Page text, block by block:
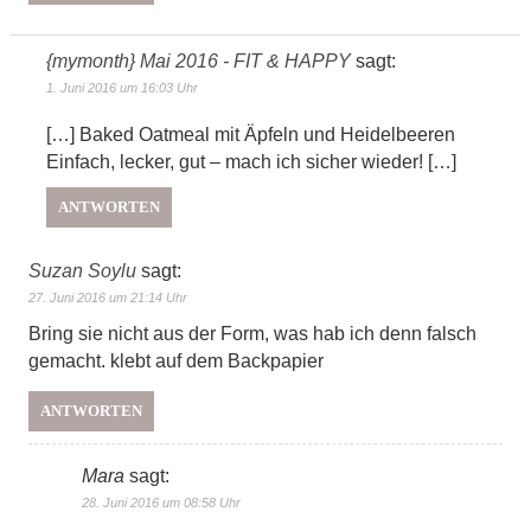
{mymonth} Mai 2016 - FIT & HAPPY sagt:
1. Juni 2016 um 16:03 Uhr
[…] Baked Oatmeal mit Äpfeln und Heidelbeeren
Einfach, lecker, gut – mach ich sicher wieder! […]
ANTWORTEN
Suzan Soylu sagt:
27. Juni 2016 um 21:14 Uhr
Bring sie nicht aus der Form, was hab ich denn falsch
gemacht. klebt auf dem Backpapier
ANTWORTEN
Mara sagt:
28. Juni 2016 um 08:58 Uhr